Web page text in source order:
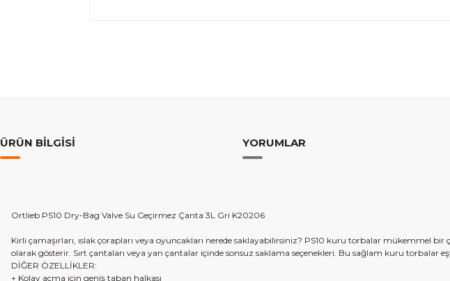
ÜRÜN BILGISI YORUMLAR
Ortlieb PS10 Dry-Bag Valve Su Geçirmez Çanta 3L Gri K20206
Kirli çamaşırları, ıslak çorapları veya oyuncakları nerede saklayabilirsiniz? PS10 kuru torbalar mükemmel
olarak gösterir. Sırt çantaları veya yan çantalar içinde sonsuz saklama seçenekleri. Bu sağlam kuru torbalar
DİĞER ÖZELLİKLER:
+ Kolay açma için geniş taban halkası